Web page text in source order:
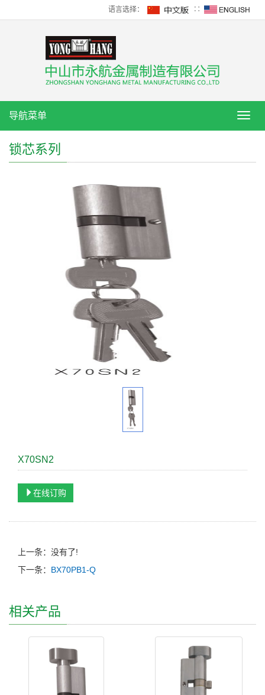
语言选择： ∷
导
导航菜单
锁芯系列
X70SN2
在线订购
上一条：没有了!
下一条： BX70PB1-Q
相关产品